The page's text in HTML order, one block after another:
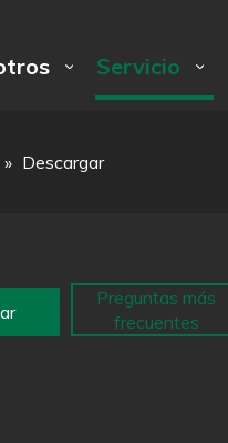
Servicio
» Descargar
Preguntas más
frecuentes